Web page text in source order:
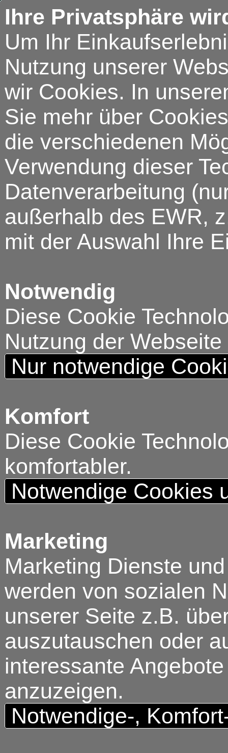
Ihre Privatsphäre
Um Ihr
Nutzung unserer
wir Cookies. In
Sie mehr über
die verschiedenen
Verwendung dieser
Datenverarbeitung
außerhalb des EWR,
mit der Auswahl Ihre
Notwendig
Diese Cookie
Nutzung der
Nur notwendige
Komfort
Diese Cookie
komfortabler.
Notwendige Cookies
Marketing
Marketing Dienste
werden von sozialen
unserer Seite z.B.
auszutauschen oder
interessante
anzuzeigen.
Notwendige-,